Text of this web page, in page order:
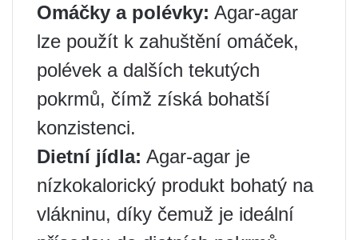
Omáčky a polévky: Agar-agar
lze použít k zahuštění omáček,
polévek a dalších tekutých
pokrmů, čímž získá bohatší
konzistenci.
Dietní jídla: Agar-agar je
nízkokalorický produkt bohatý na
vlákninu, díky čemuž je ideální